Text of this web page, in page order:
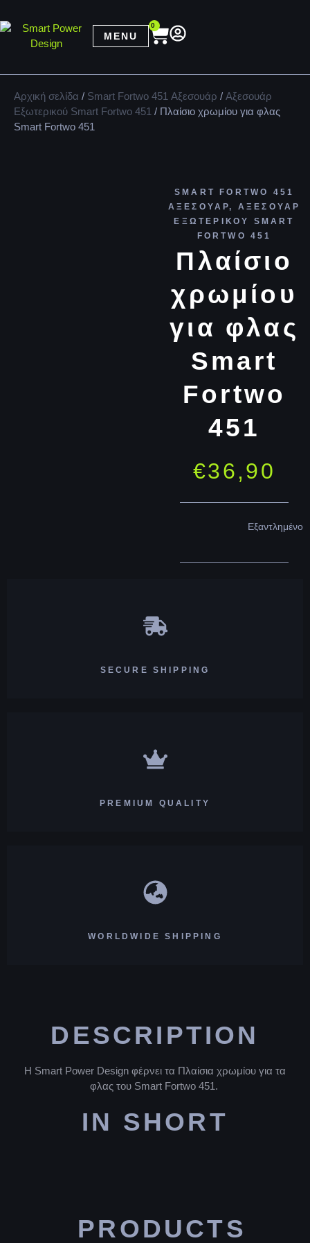
MENU
0
Αρχική σελίδα / Smart Fortwo 451 Αξεσουάρ / Αξεσουάρ
Εξωτερικού Smart Fortwo 451 / Πλαίσιο χρωμίου για φλας
Smart Fortwo 451
SMART FORTWO 451
ΑΞΕΣΟΥΆΡ, ΑΞΕΣΟΥΆΡ
ΕΞΩΤΕΡΙΚΟΎ SMART
FORTWO 451
Πλαίσιο
χρωμίου
για φλας
Smart
Fortwo
451
€36,90
Εξαντλημένο
SECURE SHIPPING
PREMIUM QUALITY
WORLDWIDE SHIPPING
DESCRIPTION
Η Smart Power Design φέρνει τα Πλαίσια χρωμίου για τα
φλας του Smart Fortwo 451.
IN SHORT
PRODUCTS